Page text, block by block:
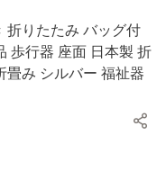
折りたたみ バッグ付
歩行器 座面 日本製 折
畳み シルバー 福祉器